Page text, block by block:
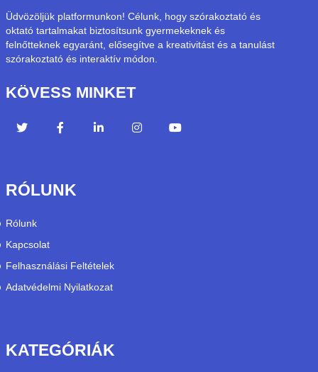
Üdvözöljük platformunkon! Célunk, hogy szórakoztató és
oktató tartalmakat biztosítsunk gyermekeknek és
felnőtteknek egyaránt, elősegítve a kreativitást és a tanulást
szórakoztató és interaktív módon.
KÖVESS MINKET
RÓLUNK
Rólunk
Kapcsolat
Felhasználási Feltételek
Adatvédelmi Nyilatkozat
KATEGÓRIÁK